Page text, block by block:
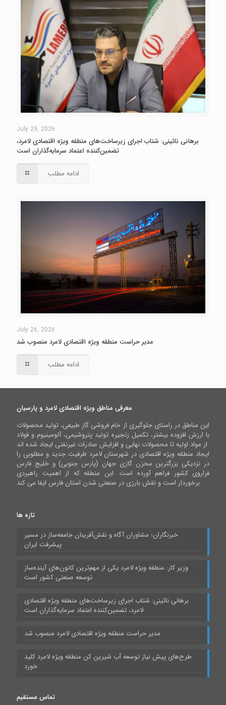
July 29, 2026
برهانی نائینی: شتاب اجرای زیرساخت‌های منطقه ویژه اقتصادی لامرد،
تضمین‌کننده اعتماد سرمایه‌گذاران است
ادامه مطلب
July 26, 2026
مدیر حراست منطقه ویژه اقتصادی لامرد منصوب شد
ادامه مطلب
معرفی مناطق ویژه اقتصادی لامرد و پارسیان
این مناطق در راستای جلوگیری از خام فروشی گاز طبیعی، تولید محصولات
با ارزش افزوده بیشتر، تکمیل زنجیره تولید پتروشیمی، آلومینیوم و فولاد
از مواد اولیه تا محصولات نهایی و افزایش صادرات غیرنفتی ایجاد شده اند.
ایجاد منطقه ویژه اقتصادی در شهرستان لامرد ظرفیت جدید و مطلوبی را
در نزدیکی بزرگترین مخزن گازی جهان (پارس جنوبی) و خلیج فارس
فراروی کشور فراهم آورده است. این منطقه که از اهمیت راهبردی
برخوردار است و نقش بارزی در صنعتی شدن استان فارس ایفا می کند.
تازه ها
خبرنگاران؛ مشاوران آگاه و نقش‌آفرینان جامعه‌ساز در مسیر
پیشرفت ایران
وزیر کار: منطقه ویژه لامرد یکی از مهم‌ترین کانون‌های آینده‌ساز
توسعه صنعتی کشور است
برهانی نائینی: شتاب اجرای زیرساخت‌های منطقه ویژه اقتصادی
لامرد، تضمین‌کننده اعتماد سرمایه‌گذاران است
مدیر حراست منطقه ویژه اقتصادی لامرد منصوب شد
طرح‌های پیش نیاز توسعه آب شیرین کن منطقه ویژه لامرد کلید
خورد
تماس مستقیم